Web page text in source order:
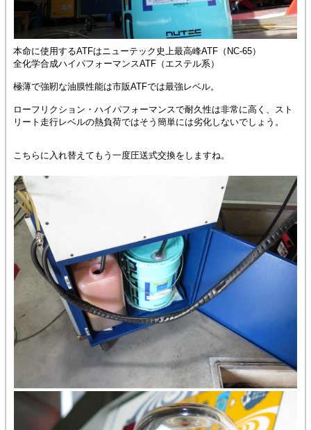
本命に使用するATFはニューテック史上最高峰ATF（NC-65）
全化学合成ハイパフォーマンスATF（エステル系）
極薄で強靭な油膜性能は市販ATFでは最強レベル。
ローフリクション・ハイパフォーマンスで耐久性は非常に高く、スト
リート走行レベルの熱負荷ではそう簡単には劣化しないでしょう。
こちらに入れ替えてもう一度圧送式交換をしますね。